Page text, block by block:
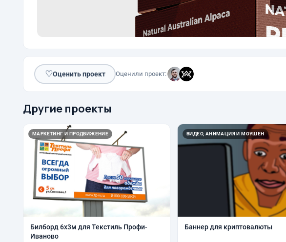
♡Оценить проект Оценили проект:
Другие проекты
МАРКЕТИНГ И ПРОДВИЖЕНИЕ
Билборд 6х3м для Текстиль Профи-
Иваново
ВИДЕО, АНИМАЦИЯ И МОУШЕН
Баннер для криптовалюты